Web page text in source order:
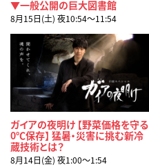
▼一般公開の巨大図書館
8月15日(土) 夜10:54〜11:54
ガイアの夜明け 【野菜価格を守る
0℃保存】 猛暑・災害に挑む新冷
蔵技術とは？
8月14日(金) 夜1:00〜1:54